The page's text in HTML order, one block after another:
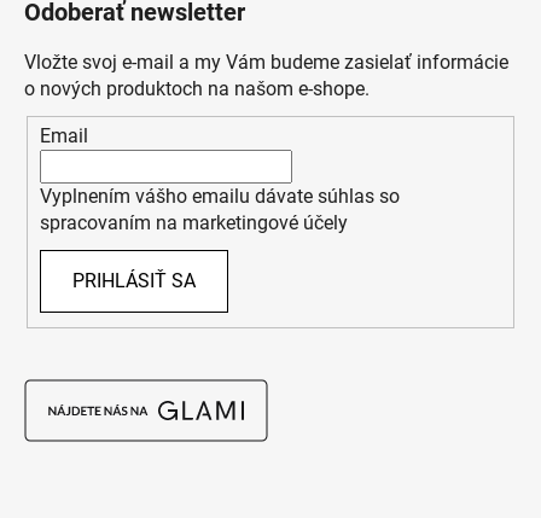
Odoberať newsletter
Vložte svoj e-mail a my Vám budeme zasielať informácie
o nových produktoch na našom e-shope.
Email
Vyplnením vášho emailu dávate súhlas so
spracovaním na marketingové účely
PRIHLÁSIŤ SA